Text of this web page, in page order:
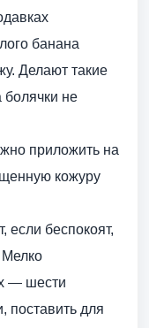
банана
Делают такие
не
приложить на
кожуру
если беспокоят,
— шести
поставить для